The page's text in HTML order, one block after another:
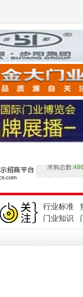
企业总数:43013
求购总数:
企业总数:
行业标准
门业知识